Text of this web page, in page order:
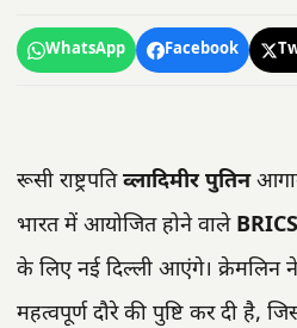
WhatsApp Facebook
रूसी राष्ट्रपतिव्लादिमीर पुतिन
भारत में आयोजित होने वाले
के लिए नई दिल्ली आएंगे। क्रेमलिन
महत्वपूर्ण दौरे की पुष्टि कर दी है,